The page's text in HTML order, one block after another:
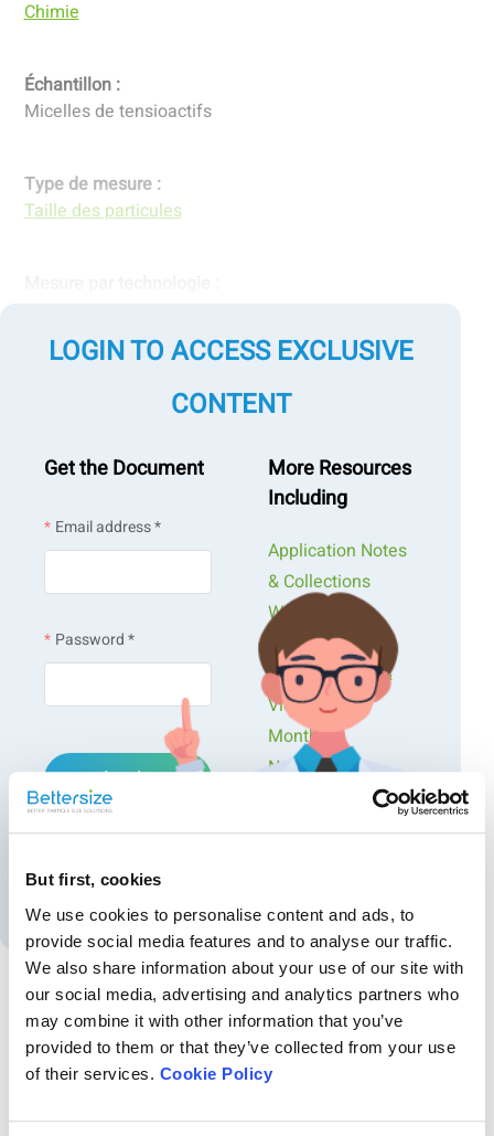
But first, cookies
We use cookies to personalise content and ads, to
provide social media features and to analyse our traffic.
We also share information about your use of our site with
our social media, advertising and analytics partners who
may combine it with other information that you’ve
provided to them or that they’ve collected from your use
of their services. Cookie Policy
Chimie
Échantillon :
Micelles de tensioactifs
Type de mesure :
Taille des particules
LOGIN TO ACCESS EXCLUSIVE
CONTENT
Get the Document
Email address *
Password *
Login
Create an account
More Resources
Including
Application Notes
& Collections
Webinars &
Workshops
Presentations &
Videos
Monthly
Newsletters
Exclusive Events...
Recommended articles
Application du système d'analyse de la taille et de